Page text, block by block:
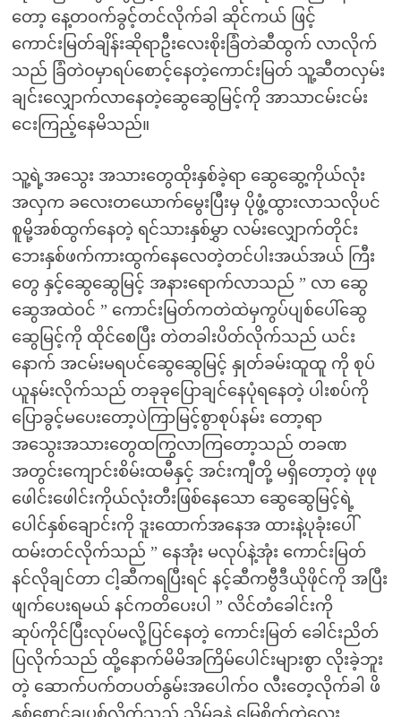
တော့ နေ့တဝက်ခွင့်တင်လိုက်ခါ ဆိုင်ကယ် ဖြင့်
ကောင်းမြတ်ချိန်းဆိုရာဦးလေးစိုးခြံတဲဆီထွက် လာလိုက်
သည် ခြံတဲဝမှာရပ်စောင့်နေတဲ့ကောင်းမြတ် သူ့ဆီတလှမ်း
ချင်းလျှောက်လာနေတဲ့ဆွေဆွေမြင့်ကို အာသာငမ်းငမ်း
ငေးကြည့်နေမိသည်။
သူ့ရဲ့အသွေး အသားတွေထိုးနှစ်ခဲ့ရာ ဆွေဆွေ့ကိုယ်လုံး
အလှက ခလေးတယောက်မွေးပြီးမှ ပိုဖွံ့ထွားလာသလိုပင်
စူမို့အစ်ထွက်နေတဲ့ ရင်သားနှစ်မွှာ လမ်းလျှောက်တိုင်း
ဘေးနှစ်ဖက်ကားထွက်နေလေတဲ့တင်ပါးအယ်အယ် ကြီး
တွေ နှင့်ဆွေဆွေမြင့် အနားရောက်လာသည် ” လာ ဆွေ
ဆွေအထဲဝင် ” ကောင်းမြတ်ကတဲထဲမှကွပ်ပျစ်ပေါ်ဆွေ
ဆွေမြင့်ကို ထိုင်စေပြီး တဲတခါးပိတ်လိုက်သည် ယင်း
နောက် အငမ်းမရပင်ဆွေဆွေမြင့် နှုတ်ခမ်းထူထူ ကို စုပ်
ယူနမ်းလိုက်သည် တခုခုပြောချင်နေပုံရနေတဲ့ ပါးစပ်ကို
ပြောခွင့်မပေးတော့ပဲကြာမြင့်စွာစုပ်နမ်း တော့ရာ
အသွေးအသားတွေထကြွလာကြတော့သည် တခဏ
အတွင်းကျောင်းစိမ်းထမီနှင့် အင်းကျီတို့ မရှိတော့တဲ့ ဖုဖု
ဖေါင်းဖေါင်းကိုယ်လုံးတီးဖြစ်နေသော ဆွေဆွေမြင့်ရဲ့
ပေါင်နှစ်ချောင်းကို ဒူးထောက်အနေအ ထားနဲ့ပုခုံးပေါ်
ထမ်းတင်လိုက်သည် ” နေအုံး မလုပ်နဲ့အုံး ကောင်းမြတ်
နင်လိုချင်တာ ငါ့ဆီကရပြီးရင် နင့်ဆီကဗွီဒီယိုဖိုင်ကို အပြီး
ဖျက်ပေးရမယ် နင်ကတိပေးပါ ” လိင်တံခေါင်းကို
ဆုပ်ကိုင်ပြီးလုပ်မလို့ပြင်နေတဲ့ ကောင်းမြတ် ခေါင်းညိတ်
ပြလိုက်သည် ထို့နောက်မိမိအကြိမ်ပေါင်းများစွာ လိုးခဲ့ဘူး
တဲ့ ဆောက်ပက်တပတ်နွမ်းအပေါက်ဝ လီးတေ့လိုက်ခါ ဖိ
နှစ်စောင့်ချပစ်လိုက်သည် သိမ့်ခနဲ မြေစိုက်တဲလေး